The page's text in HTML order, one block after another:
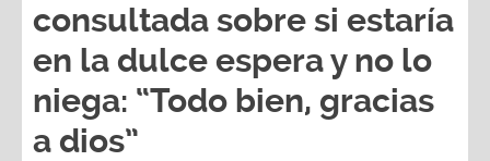
consultada sobre si estaría
en la dulce espera y no lo
niega: “Todo bien, gracias
a dios”